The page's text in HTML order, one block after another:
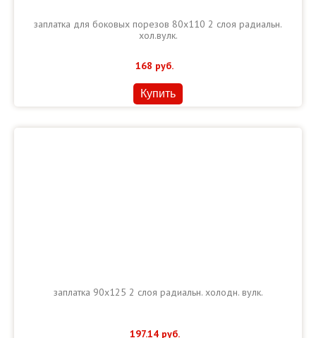
заплатка для боковых порезов 80х110 2 слоя радиальн.
хол.вулк.
168 руб.
Купить
заплатка 90х125 2 слоя радиальн. холодн. вулк.
197.14 руб.